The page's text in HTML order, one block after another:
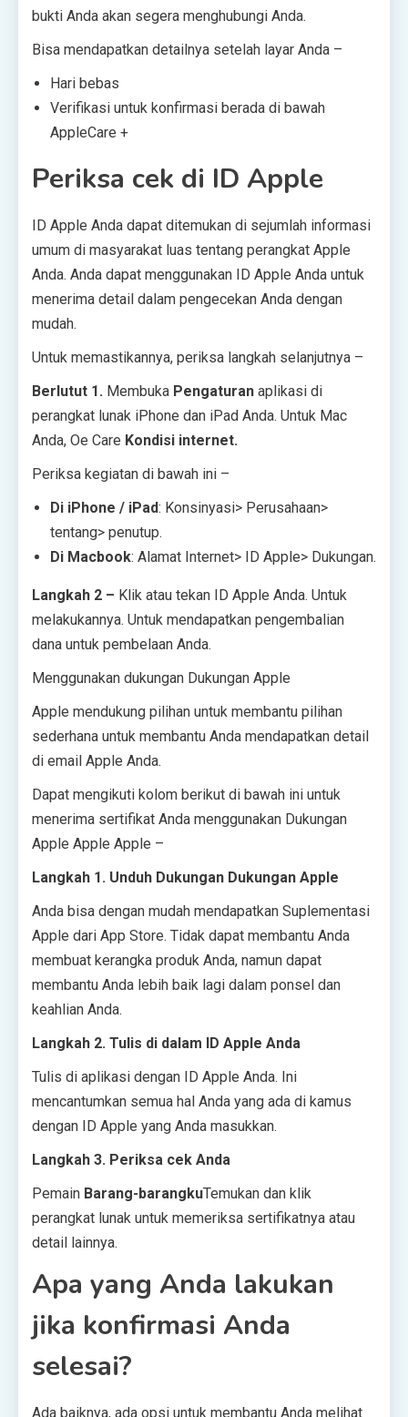
bukti Anda akan segera menghubungi Anda.
Bisa mendapatkan detailnya setelah layar Anda –
Hari bebas
Verifikasi untuk konfirmasi berada di bawah
AppleCare +
Periksa cek di ID Apple
ID Apple Anda dapat ditemukan di sejumlah informasi
umum di masyarakat luas tentang perangkat Apple
Anda. Anda dapat menggunakan ID Apple Anda untuk
menerima detail dalam pengecekan Anda dengan
mudah.
Untuk memastikannya, periksa langkah selanjutnya –
Berlutut 1. Membuka Pengaturan aplikasi di
perangkat lunak iPhone dan iPad Anda. Untuk Mac
Anda, Oe Care Kondisi internet.
Periksa kegiatan di bawah ini –
Di iPhone / iPad: Konsinyasi> Perusahaan>
tentang> penutup.
Di Macbook: Alamat Internet> ID Apple> Dukungan.
Langkah 2 – Klik atau tekan ID Apple Anda. Untuk
melakukannya. Untuk mendapatkan pengembalian
dana untuk pembelaan Anda.
Menggunakan dukungan Dukungan Apple
Apple mendukung pilihan untuk membantu pilihan
sederhana untuk membantu Anda mendapatkan detail
di email Apple Anda.
Dapat mengikuti kolom berikut di bawah ini untuk
menerima sertifikat Anda menggunakan Dukungan
Apple Apple Apple –
Langkah 1. Unduh Dukungan Dukungan Apple
Anda bisa dengan mudah mendapatkan Suplementasi
Apple dari App Store. Tidak dapat membantu Anda
membuat kerangka produk Anda, namun dapat
membantu Anda lebih baik lagi dalam ponsel dan
keahlian Anda.
Langkah 2. Tulis di dalam ID Apple Anda
Tulis di aplikasi dengan ID Apple Anda. Ini
mencantumkan semua hal Anda yang ada di kamus
dengan ID Apple yang Anda masukkan.
Langkah 3. Periksa cek Anda
Pemain Barang-barangkuTemukan dan klik
perangkat lunak untuk memeriksa sertifikatnya atau
detail lainnya.
Apa yang Anda lakukan
jika konfirmasi Anda
selesai?
Ada baiknya, ada opsi untuk membantu Anda melihat